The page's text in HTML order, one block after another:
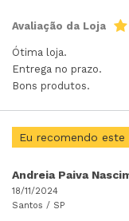
Avaliação da Loja
Ótima loja.
Entrega no prazo.
Bons produtos.
Eu recomendo
Andreia Paiva
18/11/2024
Santos / SP